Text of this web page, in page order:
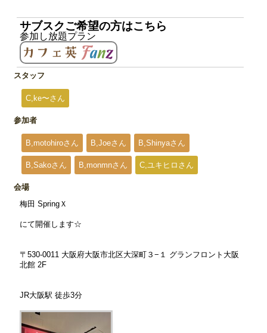
サブスクご希望の方はこちら
参加し放題プラン
スタッフ
C,ke〜さん
参加者
B,motohiroさん B,Joeさん B,Shinyaさん
B,Sakoさん B,monmnさん C,ユキヒロさん
会場
梅田 SpringＸ
にて開催します☆
〒530-0011 大阪府大阪市北区大深町３−１ グランフロント大阪
北館 2F
JR大阪駅 徒歩3分